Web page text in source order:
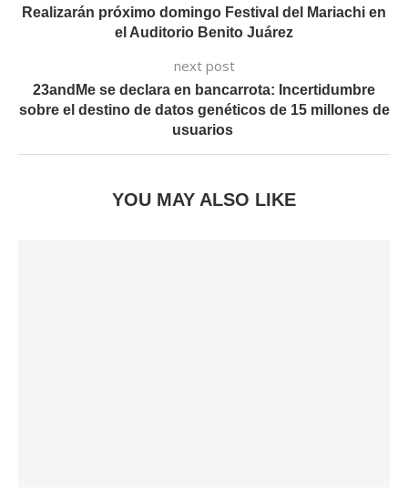
Realizarán próximo domingo Festival del Mariachi en
el Auditorio Benito Juárez
next post
23andMe se declara en bancarrota: Incertidumbre
sobre el destino de datos genéticos de 15 millones de
usuarios
YOU MAY ALSO LIKE